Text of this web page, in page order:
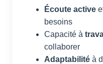
Écoute active
besoins
Capacité à
collaborer
Adaptabilité à